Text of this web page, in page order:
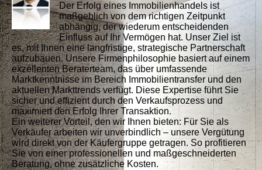
Der Erfolg eines Immobilienhandels ist
maßgeblich von dem richtigen Zeitpunkt
abhängig, der wiederum entscheidenden
Einfluss auf Ihr Vermögen hat. Unser Ziel ist
es, mit Ihnen eine langfristige, strategische Partnerschaft
aufzubauen. Unsere Firmenphilosophie basiert auf einem
exzellenten Beraterteam, das über umfassende
Marktkenntnisse im Bereich Immobilientransfer und den
aktuellen Markttrends verfügt. Diese Expertise führt Sie
sicher und effizient durch den Verkaufsprozess und
maximiert den Erfolg Ihrer Transaktion.
Ein weiterer Vorteil, den wir Ihnen bieten: Für Sie als
Verkäufer arbeiten wir unverbindlich – unsere Vergütung
wird direkt von der Käufergruppe getragen. So profitieren
Sie von einer professionellen und maßgeschneiderten
Beratung, ohne zusätzliche Kosten.